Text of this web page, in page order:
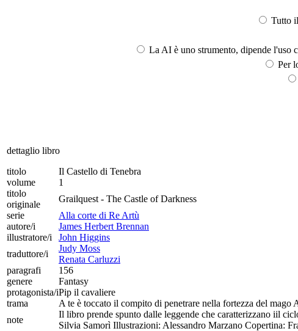
Tutto
La AI è uno strumento, dipende l'uso
Per
dettaglio libro
titolo
Il Castello di Tenebra
volume
1
titolo
originale
Grailquest - The Castle of Darkness
serie
Alla corte di Re Artù
autore/i
James Herbert Brennan
illustratore/i
John Higgins
traduttore/i
Judy Moss
Renata Carluzzi
paragrafi
156
genere
Fantasy
protagonista/iPip il cavaliere
trama
A te è toccato il compito di penetrare nella fortezza del mago
note
Il libro prende spunto dalle leggende che caratterizzano iil
Silvia Samorì Illustrazioni: Alessandro Marzano Copertina: